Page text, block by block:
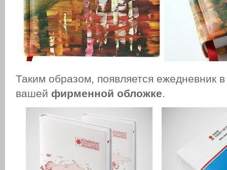
Таким образом, появляется ежедневник в
вашей фирменной обложке.